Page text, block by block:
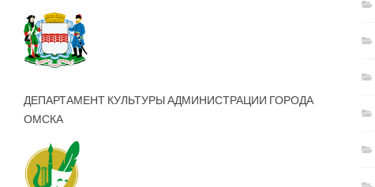
ДЕПАРТАМЕНТ КУЛЬТУРЫ АДМИНИСТРАЦИИ ГОРОДА
ОМСКА